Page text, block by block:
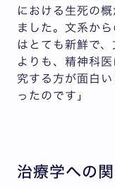
における生死の
ました。文系か
はとても新鮮で
よりも、精神科
究する方が面白
ったのです」
治療学への